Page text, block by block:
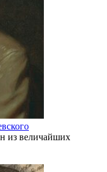
из величайших